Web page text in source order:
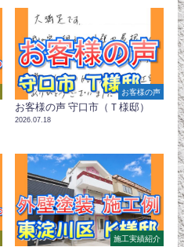
お客様の声
お客様の声 守口市（Ｔ様邸）
2026.07.18
施工実績紹介